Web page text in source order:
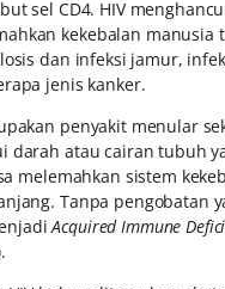
sel CD4. HIV
kekebalan manusia
dan infeksi jamur,
jenis kanker.
penyakit menular
darah atau cairan tubuh
melemahkan sistem
Tanpa pengobatan
Acquired Immune